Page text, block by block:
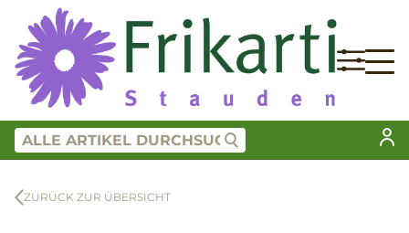
ZURÜCK ZUR ÜBERSICHT